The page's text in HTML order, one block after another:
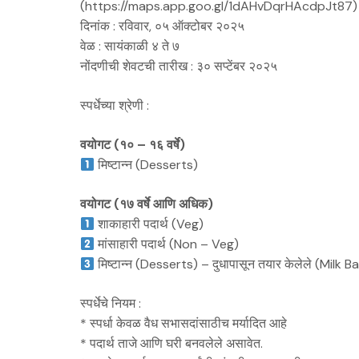
(https://maps.app.goo.gl/1dAHvDqrHAcdpJt87)
दिनांक : रविवार, ०५ ऑक्टोबर २०२५
वेळ : सायंकाळी ४ ते ७
नोंदणीची शेवटची तारीख : ३० सप्टेंबर २०२५
स्पर्धेच्या श्रेणी :
वयोगट (१० – १६ वर्षे)
मिष्टान्न (Desserts)
वयोगट (१७ वर्षे आणि अधिक)
शाकाहारी पदार्थ (Veg)
मांसाहारी पदार्थ (Non – Veg)
मिष्टान्न (Desserts) – दुधापासून तयार केलेले (Milk
स्पर्धेचे नियम :
* स्पर्धा केवळ वैध सभासदांसाठीच मर्यादित आहे
* पदार्थ ताजे आणि घरी बनवलेले असावेत.